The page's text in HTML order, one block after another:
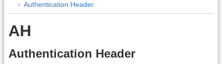
Authentication Header
AH
Authentication Header